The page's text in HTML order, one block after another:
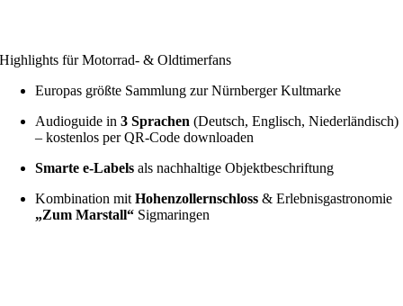
Highlights für Motorrad- & Oldtimerfans
Europas größte Sammlung zur Nürnberger Kultmarke
Audioguide in3 Sprachen (Deutsch, Englisch, Niederländisch)
– kostenlos per QR-Code downloaden
Smarte e-Labels als nachhaltige Objektbeschriftung
Kombination mitHohenzollernschloss & Erlebnisgastronomie
„Zum Marstall“ Sigmaringen